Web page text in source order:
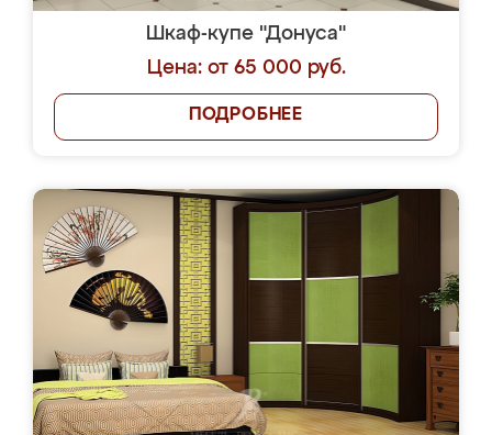
Шкаф-купе "Донуса"
Цена: от 65 000 руб.
ПОДРОБНЕЕ